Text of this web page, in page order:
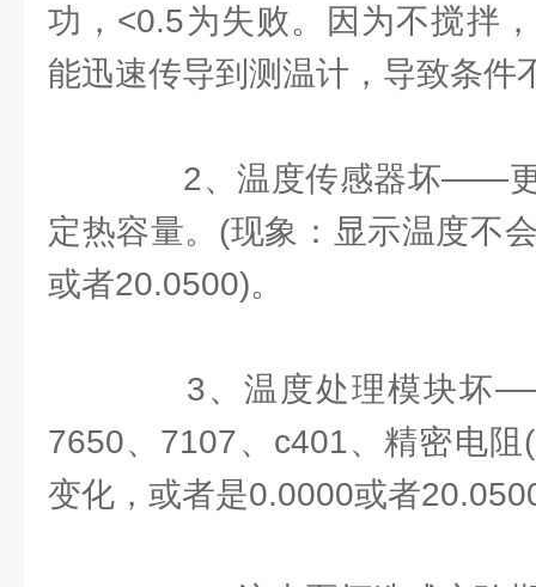
功，<0.5为失败。因为不搅拌
能迅速传导到测温计，导致条件
2、温度传感器坏——更
定热容量。(现象：显示温度不
或者20.0500)。
3、温度处理模块坏
7650、7107、c401、精密电
变化，或者是0.0000或者